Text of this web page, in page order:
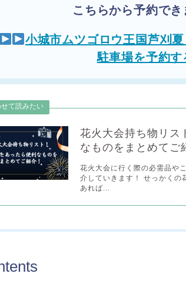
こちらから予約でき
小城市ムツゴロウ王国芦刈
駐車場を予約す
花火大会持ち物リス
なものをまとめてご
花火大会に行く際の必需品や
介していきます！ せっかくの
あれば...